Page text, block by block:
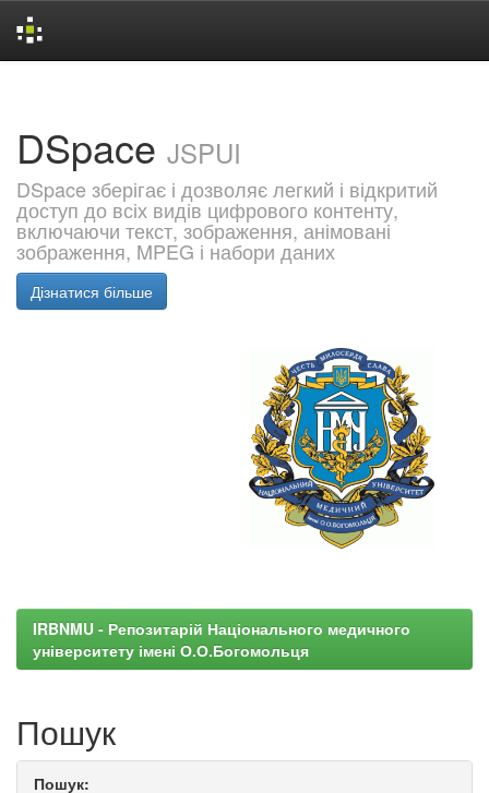
DSpace JSPUI
DSpace зберігає і дозволяє легкий і відкритий
доступ до всіх видів цифрового контенту,
включаючи текст, зображення, анімовані
зображення, MPEG і набори даних
Дізнатися більше
IRBNMU - Репозитарій Національного медичного
університету імені О.О.Богомольця
Пошук
Пошук: